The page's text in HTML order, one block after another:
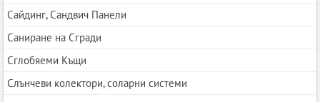
Сайдинг, Сандвич Панели
Саниране на Сгради
Сглобяеми Къщи
Слънчеви колектори, соларни системи